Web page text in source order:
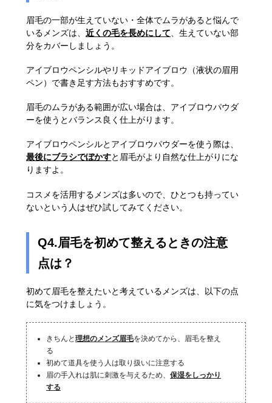
眉毛の一部が生えていない・全体でムラがあると悩んで
いるメンズは、 近くの毛を長めにして 、生えていない部
分をカバーしましょう。
アイブロウペンシルやリキッドアイブロウ（液状の眉用
ペン）で書き足す方法もおすすめです。
眉毛のムラがある範囲が広い場合は、アイブロウパウダ
ーを使うとバランス良く仕上がります。
アイブロウペンシルとアイブロウパウダーを使う際は、
最後にブラシでぼかすと眉毛がより自然な仕上がりにな
りますよ。
コスメを活用するメンズは多いので、ひとつも持ってい
ないという人はぜひ試してみてください。
Q4.眉毛を初めて整えるときの注意
点は？
初めて眉毛を整えたいと考えているメンズは、以下の点
に気をつけましょう。
きちんと 理想のメンズ眉毛を決めてから、眉毛を整え
る
初めて道具を使う人は取り扱いに注意する
眉の手入れは肌に刺激を与えるため、 保湿をしっかり
する